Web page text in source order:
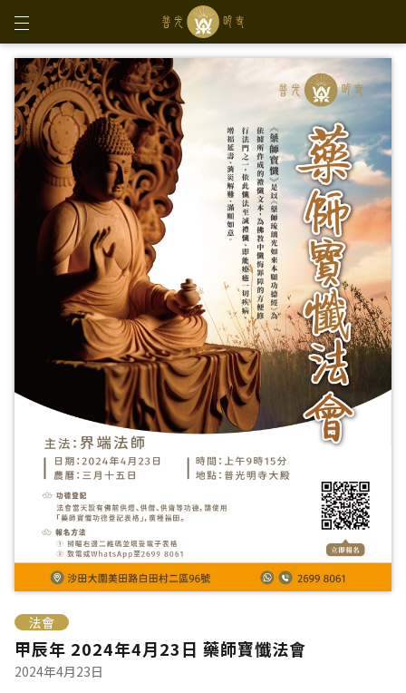
法會
甲辰年 2024年4月23日 藥師寶懺法會
2024年4月23日